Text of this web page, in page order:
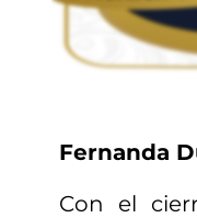
Fernanda
Con el